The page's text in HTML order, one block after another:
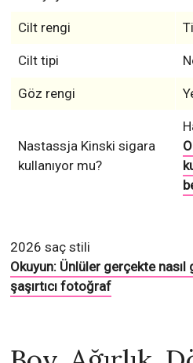
Cilt rengi
Cilt tipi
Göz rengi
Nastassja Kinski sigara
kullanıyor mu?
2026 saç stili
Okuyun: Ünlüler gerçekte
şaşırtıcı fotoğraf